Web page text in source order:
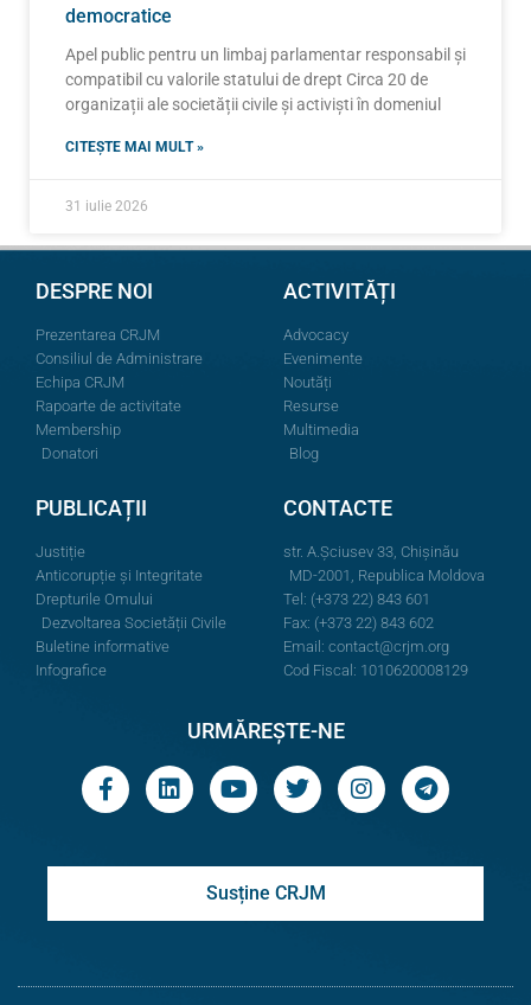
democratice
Apel public pentru un limbaj parlamentar responsabil și
compatibil cu valorile statului de drept Circa 20 de
organizații ale societății civile și activiști în domeniul
CITEȘTE MAI MULT »
31 iulie 2026
DESPRE NOI
Prezentarea CRJM
Consiliul de Administrare
Echipa CRJM
Rapoarte de activitate
Membership
Donatori
ACTIVITĂȚI
Advocacy
Evenimente
Noutăți
Resurse
Multimedia
Blog
PUBLICAȚII
Justiție
Anticorupție și Integritate
Drepturile Omului
Dezvoltarea Societății Civile
Buletine informative
Infografice
CONTACTE
str. A.Şciusev 33, Chișinău
MD-2001, Republica Moldova
Tel: (+373 22) 843 601
Fax: (+373 22) 843 602
Email: contact@crjm.org
Cod Fiscal: 1010620008129
URMĂREȘTE-NE
Susține CRJM